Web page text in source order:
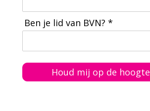
Ben je lid van BVN? *
Houd mij op de hoogte